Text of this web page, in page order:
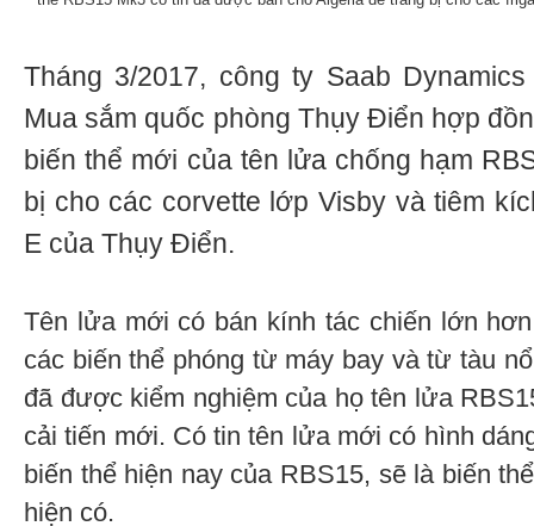
Tháng 3/2017, công ty Saab
Mua sắm quốc phòng Thụy Điển hợp
biến thể mới của tên lửa chống hạm
bị cho các corvette lớp Visby và tiêm
E của Thụy Điển.
Tên lửa mới có bán kính tác chiến lớn
các biến thể phóng từ máy bay và từ tàu
đã được kiểm nghiệm của họ tên lửa
cải tiến mới. Có tin tên lửa mới có hình
biến thể hiện nay của RBS15, sẽ là biến
hiện có.